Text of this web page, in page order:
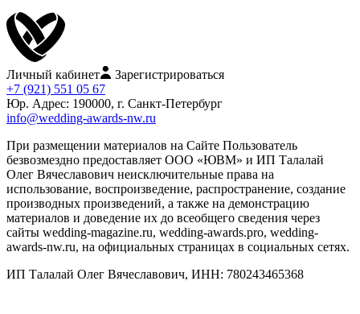
Личный кабинет
Зарегистрироваться
+7 (921) 551 05 67
Юр. Адрес: 190000, г. Санкт-Петербург
info@wedding-awards-nw.ru
При размещении материалов на Сайте Пользователь
безвозмездно предоставляет ООО «ЮВМ» и ИП Талалай
Олег Вячеславович неисключительные права на
использование, воспроизведение, распространение, создание
производных произведений, а также на демонстрацию
материалов и доведение их до всеобщего сведения через
сайты wedding-magazine.ru, wedding-awards.pro, wedding-
awards-nw.ru, на официальных страницах в социальных сетях.
ИП Талалай Олег Вячеславович, ИНН: 780243465368